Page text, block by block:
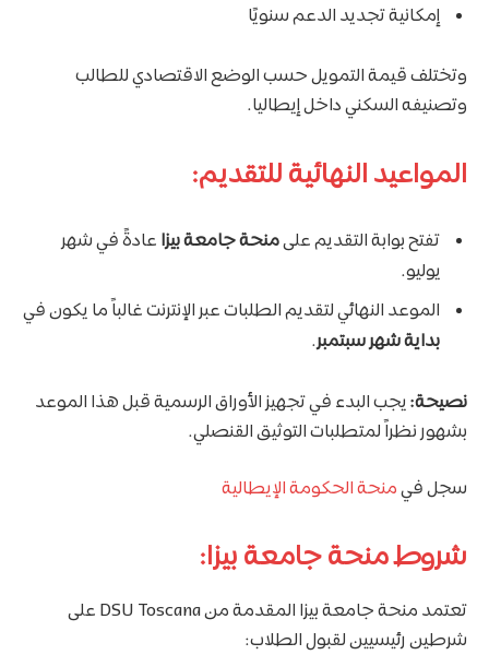
إمكانية تجديد الدعم سنويًا
وتختلف قيمة التمويل حسب الوضع الاقتصادي للطالب
وتصنيفه السكني داخل إيطاليا.
المواعيد النهائية للتقديم:
تفتح بوابة التقديم علىمنحة جامعة بيزا عادةً في شهر
يوليو.
الموعد النهائي لتقديم الطلبات عبر الإنترنت غالباً ما يكون في
بداية شهر سبتمبر.
نصيحة:يجب البدء في تجهيز الأوراق الرسمية قبل هذا الموعد
بشهور نظراً لمتطلبات التوثيق القنصلي.
سجل فيمنحة الحكومة الإيطالية
شروط منحة جامعة بيزا:
تعتمد منحة جامعة بيزا المقدمة من DSU Toscana على
شرطين رئيسيين لقبول الطلاب: